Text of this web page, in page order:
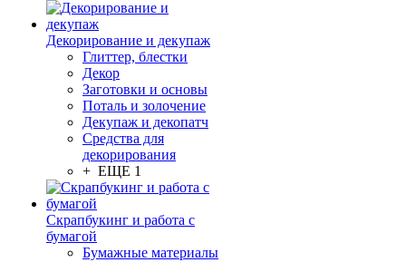
Декорирование и декупаж
Глиттер, блестки
Декор
Заготовки и основы
Поталь и золочение
Декупаж и декопатч
Средства для
декорирования
+ ЕЩЕ 1
Скрапбукинг и работа с
бумагой
Бумажные материалы